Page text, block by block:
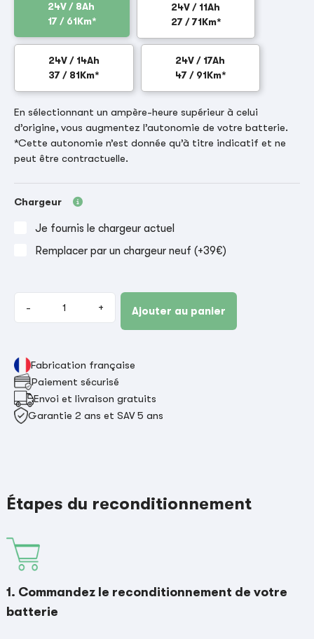
24V / 8Ah
17 / 61Km*
24V / 11Ah
27 / 71Km*
24V / 14Ah
37 / 81Km*
24V / 17Ah
47 / 91Km*
En sélectionnant un ampère-heure supérieur à celui
d’origine, vous augmentez l’autonomie de votre batterie.
*Cette autonomie n’est donnée qu’à titre indicatif et ne
peut être contractuelle.
Chargeur
Je fournis le chargeur actuel
Remplacer par un chargeur neuf (+39€)
- + Ajouter au panier
Fabrication française
Paiement sécurisé
Envoi et livraison gratuits
Garantie 2 ans et SAV 5 ans
Étapes du reconditionnement
1. Commandez le reconditionnement de votre
batterie